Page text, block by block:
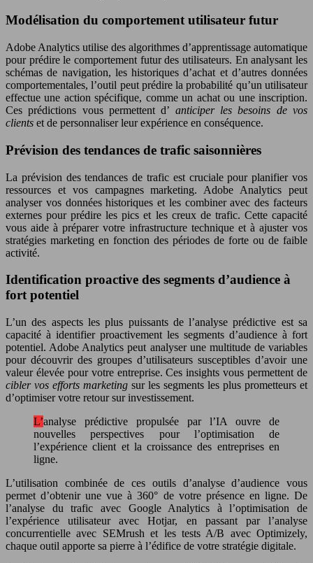
Modélisation du comportement utilisateur futur
Adobe Analytics utilise des algorithmes d’apprentissage automatique
pour prédire le comportement futur des utilisateurs. En analysant les
schémas de navigation, les historiques d’achat et d’autres données
comportementales, l’outil peut prédire la probabilité qu’un utilisateur
effectue une action spécifique, comme un achat ou une inscription.
Ces prédictions vous permettent d’ anticiper les besoins de vos
clients et de personnaliser leur expérience en conséquence.
Prévision des tendances de trafic saisonnières
La prévision des tendances de trafic est cruciale pour planifier vos
ressources et vos campagnes marketing. Adobe Analytics peut
analyser vos données historiques et les combiner avec des facteurs
externes pour prédire les pics et les creux de trafic. Cette capacité
vous aide à préparer votre infrastructure technique et à ajuster vos
stratégies marketing en fonction des périodes de forte ou de faible
activité.
Identification proactive des segments d’audience à
fort potentiel
L’un des aspects les plus puissants de l’analyse prédictive est sa
capacité à identifier proactivement les segments d’audience à fort
potentiel. Adobe Analytics peut analyser une multitude de variables
pour découvrir des groupes d’utilisateurs susceptibles d’avoir une
valeur élevée pour votre entreprise. Ces insights vous permettent de
cibler vos efforts marketing sur les segments les plus prometteurs et
d’optimiser votre retour sur investissement.
L’analyse prédictive propulsée par l’IA ouvre de
nouvelles perspectives pour l’optimisation de
l’expérience client et la croissance des entreprises en
ligne.
L’utilisation combinée de ces outils d’analyse d’audience vous
permet d’obtenir une vue à 360° de votre présence en ligne. De
l’analyse du trafic avec Google Analytics à l’optimisation de
l’expérience utilisateur avec Hotjar, en passant par l’analyse
concurrentielle avec SEMrush et les tests A/B avec Optimizely,
chaque outil apporte sa pierre à l’édifice de votre stratégie digitale.